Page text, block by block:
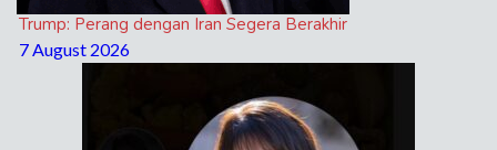
Trump: Perang dengan Iran Segera Berakhir
7 August 2026